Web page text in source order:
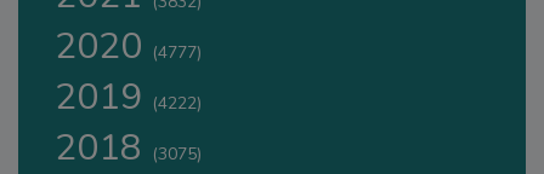
2020 (4777)
2019 (4222)
2018 (3075)